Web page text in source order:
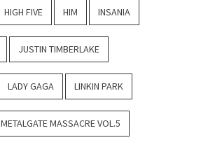
HIGH FIVE HIM INSANIA
JUSTIN TIMBERLAKE
LADY GAGA LINKIN PARK
METALGATE MASSACRE VOL.5